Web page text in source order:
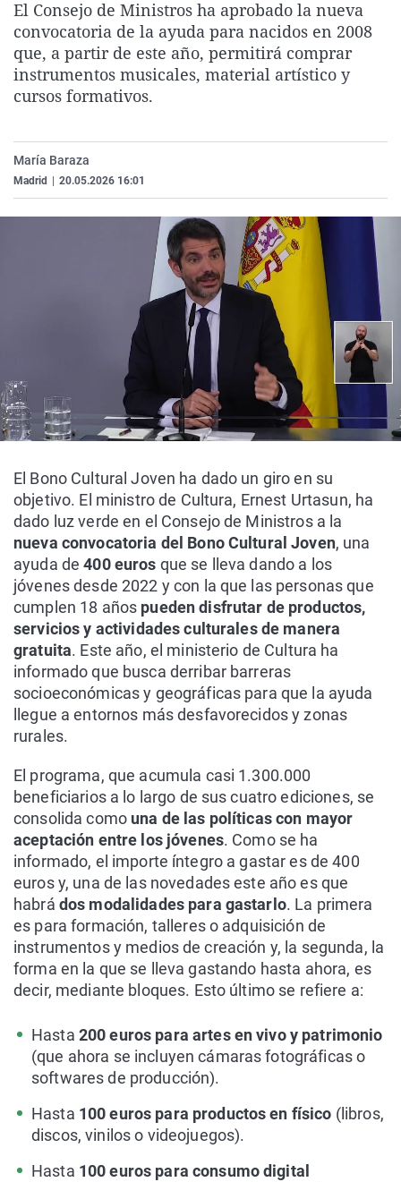
La rosa de los vientos
Gente viajera
Como el perro y el
Caso
Retornados
Equipo de
Extremadura
Galicia
La Rioja
País Vasco
Virales
Televisión
Elecciones
El Consejo de Ministros ha aprobado la nueva
convocatoria de la ayuda para nacidos en 2008
que, a partir de este año, permitirá comprar
instrumentos musicales, material artístico y
cursos formativos.
María Baraza
Madrid 20.05.2026 16:01
El Bono Cultural Joven ha dado un giro en su
objetivo. El ministro de Cultura, Ernest Urtasun, ha
dado luz verde en el Consejo de Ministros a la
nueva convocatoria del Bono Cultural Joven, una
ayuda de400 euros que se lleva dando a los
jóvenes desde 2022 y con la que las personas que
cumplen 18 años pueden disfrutar de productos,
servicios y actividades culturales de manera
gratuita. Este año, el ministerio de Cultura ha
informado que busca derribar barreras
socioeconómicas y geográficas para que la ayuda
llegue a entornos más desfavorecidos y zonas
rurales.
El programa, que acumula casi 1.300.000
beneficiarios a lo largo de sus cuatro ediciones, se
consolida como una de las políticas con mayor
aceptación entre los jóvenes. Como se ha
informado, el importe íntegro a gastar es de 400
euros y, una de las novedades este año es que
habrá dos modalidades para gastarlo. La primera
es para formación, talleres o adquisición de
instrumentos y medios de creación y, la segunda, la
forma en la que se lleva gastando hasta ahora, es
decir, mediante bloques. Esto último se refiere a:
Hasta 200 euros para artes en vivo y patrimonio
(que ahora se incluyen cámaras fotográficas o
softwares de producción).
Hasta 100 euros para productos en físico (libros,
discos, vinilos o videojuegos).
Hasta 100 euros para consumo digital